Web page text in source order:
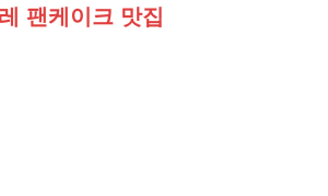
팬케이크 맛집